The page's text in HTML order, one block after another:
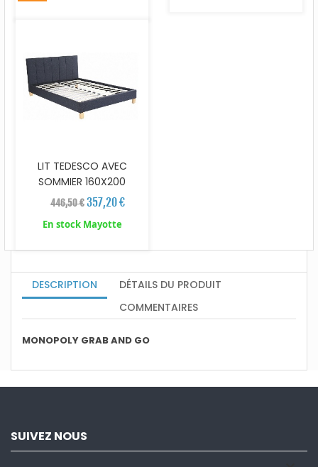
LIT TEDESCO AVEC
SOMMIER 160X200
446,50 € 357,20 €
En stock Mayotte
DESCRIPTION
DÉTAILS DU PRODUIT
COMMENTAIRES
MONOPOLY GRAB AND GO
SUIVEZ NOUS